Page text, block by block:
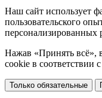
Наш сайт использует
пользовательского
персонализированных
Нажав «Принять всё»,
cookie в соответствии с
Только обязательные